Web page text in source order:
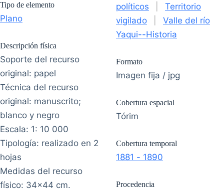
Tipo de elemento
Plano
Descripción física
Soporte del recurso
original: papel
Técnica del recurso
original: manuscrito;
blanco y negro
Escala: 1: 10 000
Tipología: realizado en 2
hojas
Medidas del recurso
físico: 34x44 cm.
políticos
Territorio
vigilado
Valle del río
Yaqui--Historia
Formato
Imagen fija / jpg
Cobertura espacial
Tórim
Cobertura temporal
1881 - 1890
Procedencia